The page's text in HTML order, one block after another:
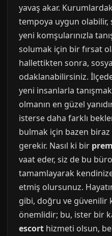
yavaş akar.
tempoya uygun olabilir,
yeni komşularınızla
solumak için bir fırsat
hallettikten sonra,
odaklanabilirsiniz.
yeni insanlarla
olmanın en güzel
isterse daha farklı
bulmak için bazen
gerekir. Nasıl ki bir
vaat eder, siz de bu
tamamlayarak
etmiş olursunuz.
gibi, doğru ve güvenilir
önemlidir; bu, ister bir
escort hizmeti olsun,